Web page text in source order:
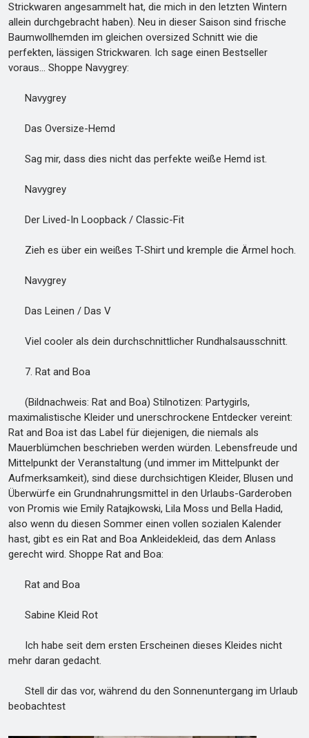
Strickwaren angesammelt hat, die mich in den letzten Wintern
allein durchgebracht haben). Neu in dieser Saison sind frische
Baumwollhemden im gleichen oversized Schnitt wie die
perfekten, lässigen Strickwaren. Ich sage einen Bestseller
voraus… Shoppe Navygrey:
Navygrey
Das Oversize-Hemd
Sag mir, dass dies nicht das perfekte weiße Hemd ist.
Navygrey
Der Lived-In Loopback / Classic-Fit
Zieh es über ein weißes T-Shirt und kremple die Ärmel hoch.
Navygrey
Das Leinen / Das V
Viel cooler als dein durchschnittlicher Rundhalsausschnitt.
7. Rat and Boa
(Bildnachweis: Rat and Boa) Stilnotizen: Partygirls,
maximalistische Kleider und unerschrockene Entdecker vereint:
Rat and Boa ist das Label für diejenigen, die niemals als
Mauerblümchen beschrieben werden würden. Lebensfreude und
Mittelpunkt der Veranstaltung (und immer im Mittelpunkt der
Aufmerksamkeit), sind diese durchsichtigen Kleider, Blusen und
Überwürfe ein Grundnahrungsmittel in den Urlaubs-Garderoben
von Promis wie Emily Ratajkowski, Lila Moss und Bella Hadid,
also wenn du diesen Sommer einen vollen sozialen Kalender
hast, gibt es ein Rat and Boa Ankleidekleid, das dem Anlass
gerecht wird. Shoppe Rat and Boa:
Rat and Boa
Sabine Kleid Rot
Ich habe seit dem ersten Erscheinen dieses Kleides nicht
mehr daran gedacht.
Stell dir das vor, während du den Sonnenuntergang im Urlaub
beobachtest